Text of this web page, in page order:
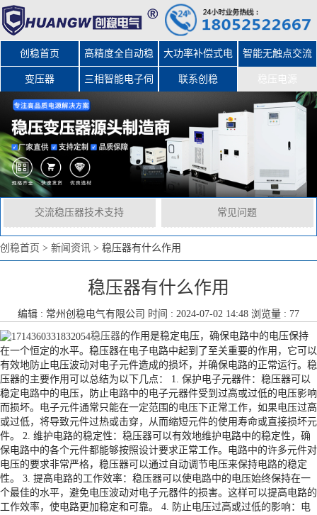
创稳首页 高精度全自动稳
压器
大功率补偿式电
力稳压器
智能无触点交流
变压器 三相智能电子伺 联系创稳
交流稳压器技术支持 常见问题
创稳首页 > 新闻资讯 > 稳压器有什么作用
稳压器有什么作用
编辑 : 常州创稳电气有限公司 时间 : 2024-07-02 14:48 浏览量 : 77
稳压器的作用是稳定电压，确保电路中的电压保持
在一个恒定的水平。稳压器在电子电路中起到了至关重要的作用，它可以
有效地防止电压波动对电子元件造成的损坏，并确保电路的正常运行。稳
压器的主要作用可以总结为以下几点： 1. 保护电子元器件：稳压器可以
稳定电路中的电压，防止电路中的电子元器件受到过高或过低的电压影响
而损坏。电子元件通常只能在一定范围的电压下正常工作，如果电压过高
或过低，将导致元件过热或击穿，从而缩短元件的使用寿命或直接损坏元
件。 2. 维护电路的稳定性：稳压器可以有效地维护电路中的稳定性，确
保电路中的各个元件都能够按照设计要求正常工作。电路中的许多元件对
电压的要求非常严格，稳压器可以通过自动调节电压来保持电路的稳定
性。 3. 提高电路的工作效率：稳压器可以使电路中的电压始终保持在一
个最佳的水平，避免电压波动对电子元器件的损害。这样可以提高电路的
工作效率，使电路更加稳定和可靠。 4. 防止电压过高或过低的影响：电